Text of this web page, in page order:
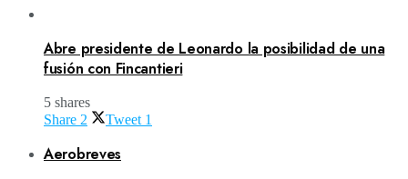
Abre presidente de Leonardo la posibilidad de una
fusión con Fincantieri
5 shares
Share 2 Tweet 1
Aerobreves